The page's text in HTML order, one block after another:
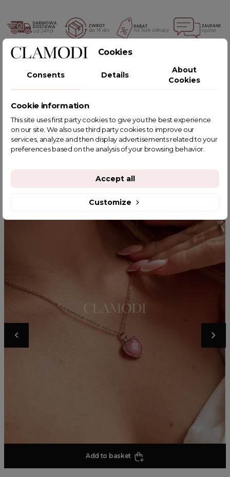
POWIĄZANE TAGI
YOU MIGHT ALSO LIKE
Add to basket
Cookies
Consents Details
About
Cookies
Cookie information
This site uses first party cookies to give you the best experience
on our site. We also use third party cookies to improve our
services, analyze and then display advertisements related to your
preferences based on the analysis of your browsing behavior.
Customize
Accept all